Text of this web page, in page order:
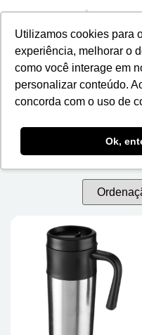
Utilizamos cookies para
experiência, melhorar o
como você interage em
personalizar conteúdo.
concorda com o uso de
Ok,
Início/ Inox